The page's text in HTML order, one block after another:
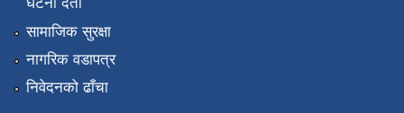
सामाजिक सुरक्षा
नागरिक वडापत्र
निवेदनको ढाँचा